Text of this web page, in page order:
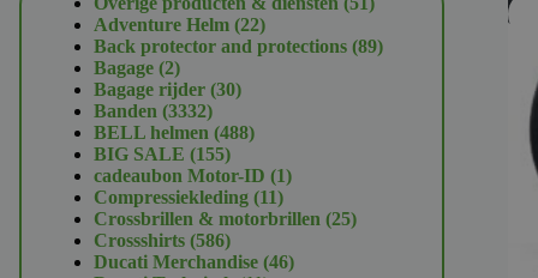
Adventure Helm 2222
producten
Back protector and protections 8989
Bagage 22
producten
Bagage rijder 3030
Banden 33323332
producten
BELL helmen 488488
BIG SALE 155155
producten
cadeaubon Motor-ID 11
Compressiekleding 1111
producten
Crossbrillen & motorbrillen 2525
Crossshirts 586586
producten
Ducati Merchandise 4646